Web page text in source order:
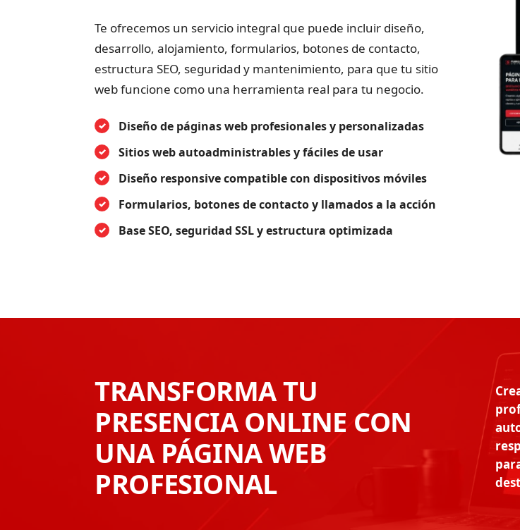
Te ofrecemos un servicio integral que puede incluir diseño,
desarrollo, alojamiento, formularios, botones de contacto,
estructura SEO, seguridad y mantenimiento, para que tu sitio
web funcione como una herramienta real para tu negocio.
Diseño de páginas web profesionales y personalizadas
Sitios web autoadministrables y fáciles de usar
Diseño responsive compatible con dispositivos móviles
Formularios, botones de contacto y llamados a la acción
Base SEO, seguridad SSL y estructura optimizada
TRANSFORMA TU
PRESENCIA ONLINE CON
UNA PÁGINA WEB
PROFESIONAL